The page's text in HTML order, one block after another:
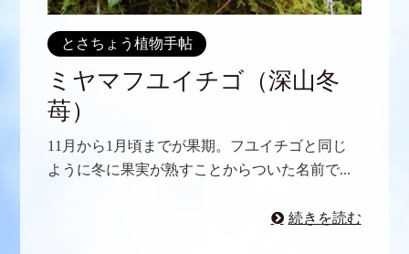
とさちょう植物手帖
ミヤマフユイチゴ（深山冬
苺）
11月から1月頃までが果期。フユイチゴと同じ
ように冬に果実が熟すことからついた名前で...
続きを読む